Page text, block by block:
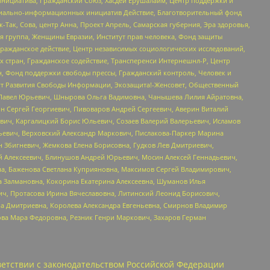
информационных инициатив Действие, Благотворительный фонд
Сова, центр Анна, Проект Апрель, Самарская губерния, Эра здоровья,
Женщины Евразии, Институт прав человека, Фонд защиты
действие, Центр независимых социологических исследований,
Гражданское содействие, Трансперенси Интернешнл-Р, Центр
поддержки свободы прессы, Гражданский контроль, Человек и
Развития Свободы Информации, Экозащита!-Женсовет, Общественный
Юрьевич, Шнырова Ольга Вадимовна, Чанышева Лилия Айратовна,
Сергей Георгиевич, Пивоваров Андрей Сергеевич, Аверин Виталий
Каргалицкий Борис Юльевич, Созаев Валерий Валерьевич, Исламов
Верховский Александр Маркович, Пислакова-Паркер Марина
Жемкова Елена Борисовна, Гудков Лев Дмитриевич,
Блинушов Андрей Юрьевич, Мосин Алексей Геннадьевич,
Баженова Светлана Куприяновна, Максимов Сергей Владимирович,
Кокорина Екатерина Алексеевна, Шуманов Илья
Ирина Вячеславовна, Литинский Леонид Борисович,
Королева Александра Евгеньевна, Смирнов Владимир
Мара Федоровна, Резник Генри Маркович, Захаров Герман
с законодательством Российской Федерации